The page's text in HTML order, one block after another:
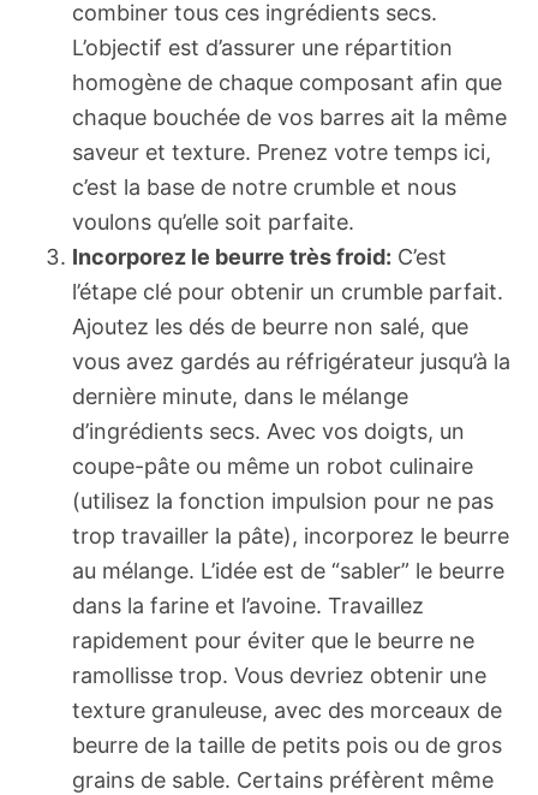
combiner tous ces ingrédients secs.
L’objectif est d’assurer une répartition
homogène de chaque composant afin que
chaque bouchée de vos barres ait la même
saveur et texture. Prenez votre temps ici,
c’est la base de notre crumble et nous
voulons qu’elle soit parfaite.
Incorporez le beurre très froid: C’est
l’étape clé pour obtenir un crumble parfait.
Ajoutez les dés de beurre non salé, que
vous avez gardés au réfrigérateur jusqu’à la
dernière minute, dans le mélange
d’ingrédients secs. Avec vos doigts, un
coupe-pâte ou même un robot culinaire
(utilisez la fonction impulsion pour ne pas
trop travailler la pâte), incorporez le beurre
au mélange. L’idée est de “sabler” le beurre
dans la farine et l’avoine. Travaillez
rapidement pour éviter que le beurre ne
ramollisse trop. Vous devriez obtenir une
texture granuleuse, avec des morceaux de
beurre de la taille de petits pois ou de gros
grains de sable. Certains préfèrent même